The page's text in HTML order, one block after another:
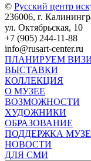
© Русский центр
236006, г.
ул. Октябрьская, 10
+7 (905) 244-11-88
info@rusart-center.ru
ПЛАНИРУЕМ
ВЫСТАВКИ
КОЛЛЕКЦИЯ
О МУЗЕЕ
ВОЗМОЖНОСТИ
ХУДОЖНИКИ
ОБРАЗОВАНИЕ
ПОДДЕРЖКА
НОВОСТИ
ДЛЯ СМИ